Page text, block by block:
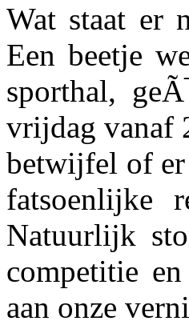
Wat staat er
Een beetje
sporthal,
vrijdag vanaf
betwijfel of er
fatsoenlijke
Natuurlijk
competitie
aan onze